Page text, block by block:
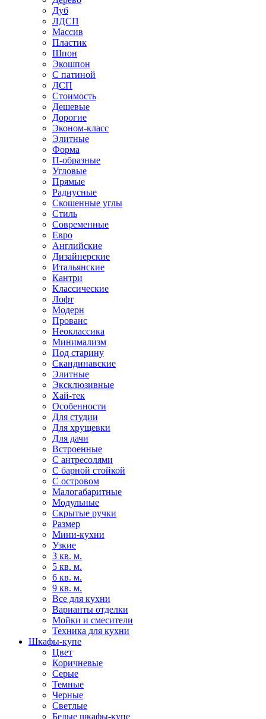
Дуб
ЛДСП
Массив
Пластик
Шпон
Экошпон
С патиной
ДСП
Стоимость
Дешевые
Дорогие
Эконом-класс
Элитные
Форма
П-образные
Угловые
Прямые
Радиусные
Скошенные углы
Стиль
Современные
Евро
Английские
Дизайнерские
Итальянские
Кантри
Классические
Лофт
Модерн
Прованс
Неоклассика
Минимализм
Под старину
Скандинавские
Элитные
Эксклюзивные
Хай-тек
Особенности
Для студии
Для хрущевки
Для дачи
Встроенные
С антресолями
С барной стойкой
С островом
Малогабаритные
Модульные
Скрытые ручки
Размер
Мини-кухни
Узкие
3 кв. м.
5 кв. м.
6 кв. м.
9 кв. м.
Все для кухни
Варианты отделки
Мойки и смесители
Техника для кухни
Шкафы-купе
Цвет
Коричневые
Серые
Темные
Черные
Светлые
Белые шкафы-купе